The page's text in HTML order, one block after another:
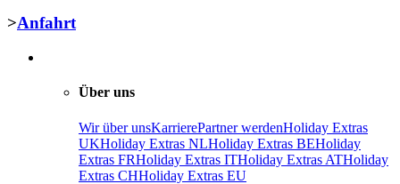
>Anfahrt
Über uns
Wir über unsKarrierePartner werdenHoliday Extras
UKHoliday Extras NLHoliday Extras BEHoliday
Extras FRHoliday Extras ITHoliday Extras ATHoliday
Extras CHHoliday Extras EU